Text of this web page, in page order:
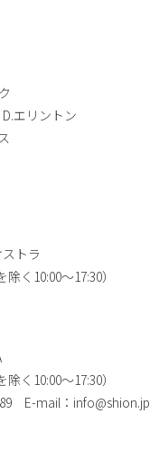
エリントン
トラ
く10:00～17:30）
く10:00～17:30）
E-mail：info@shion.jp